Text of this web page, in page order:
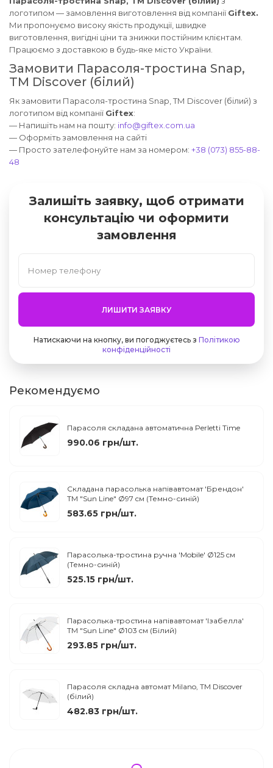
логотипом — замовлення виготовлення від компанії Giftex.
Ми пропонуємо високу якість продукції, швидке
виготовлення, вигідні ціни та знижки постійним клієнтам.
Працюємо з доставкою в будь-яке місто України.
Замовити Парасоля-тростина Snap,
ТМ Discover (білий)
Як замовити Парасоля-тростина Snap, ТМ Discover (білий) з
логотипом від компанії Giftex:
— Напишіть нам на пошту: info@giftex.com.ua
— Оформіть замовлення на сайті
— Просто зателефонуйте нам за номером: +38 (073) 855-88-
48
Залишіть заявку, щоб отримати
консультацію чи оформити
замовлення
ЛИШИТИ ЗАЯВКУ
Натискаючи на кнопку, ви погоджуєтесь з Політикою
конфіденційності
Рекомендуємо
Парасоля складана автоматична Perletti Time
990.06 грн/шт.
Складана парасолька напівавтомат 'Брендон'
ТМ "Sun Line" Ø97 cм (Темно-синій)
583.65 грн/шт.
Парасолька-тростина ручна 'Mobile' Ø125 cм
(Темно-синій)
525.15 грн/шт.
Парасолька-тростина напівавтомат 'Ізабелла'
ТМ "Sun Line" Ø103 cм (Білий)
293.85 грн/шт.
Парасоля складна автомат Milano, TM Discover
(білий)
482.83 грн/шт.